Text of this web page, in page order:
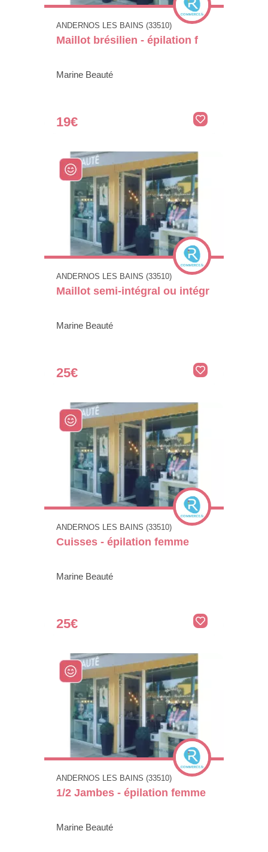
ANDERNOS LES BAINS (33510)
Maillot brésilien - épilation f
Marine Beauté
19€
ANDERNOS LES BAINS (33510)
Maillot semi-intégral ou intégr
Marine Beauté
25€
ANDERNOS LES BAINS (33510)
Cuisses - épilation femme
Marine Beauté
25€
ANDERNOS LES BAINS (33510)
1/2 Jambes - épilation femme
Marine Beauté